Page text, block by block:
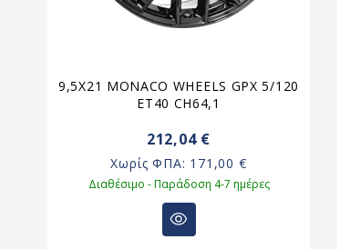
9,5X21 MONACO WHEELS GPX 5/120
ET40 CH64,1
212,04 €
Χωρίς ΦΠΑ: 171,00 €
Διαθέσιμο - Παράδοση 4-7 ημέρες